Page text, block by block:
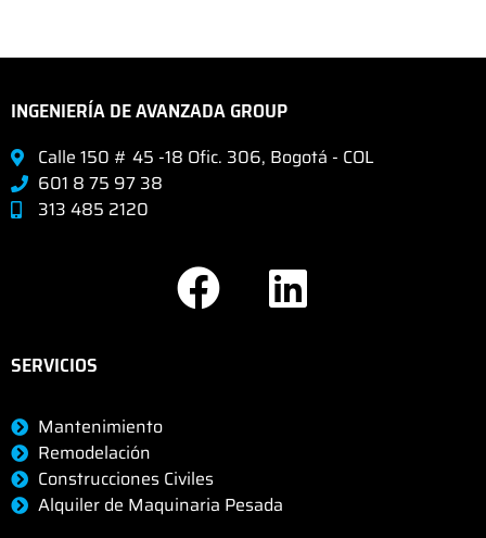
INGENIERÍA DE AVANZADA GROUP
Calle 150 # 45 -18 Ofic. 306, Bogotá - COL
601 8 75 97 38
313 485 2120
F
a
o
L
i
SERVICIOS
Mantenimiento
Remodelación
Construcciones Civiles
Alquiler de Maquinaria Pesada